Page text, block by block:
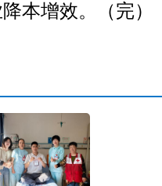
本增效。（完）